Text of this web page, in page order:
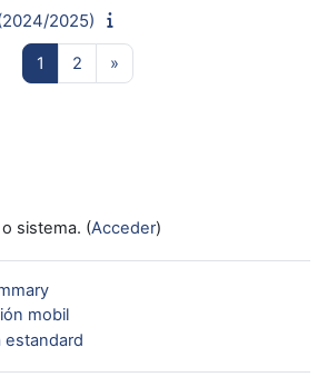
2025)
1 Pachina 1
2 Pachina 2
»
sistema. (Acceder)
mobil
estandard